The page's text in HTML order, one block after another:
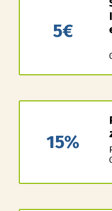
5€
15%